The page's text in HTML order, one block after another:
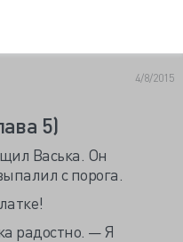
4/8/2015
5)
Васька. Он
с порога.
радостно. — Я